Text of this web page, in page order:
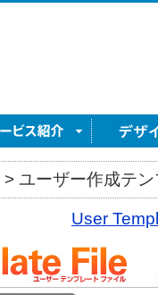
> ユーザー作成テ
User